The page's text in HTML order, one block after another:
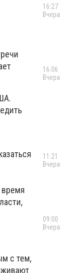
время
с тем,
16:27
Вчера
16:06
Вчера
11:21
Вчера
09:00
Вчера